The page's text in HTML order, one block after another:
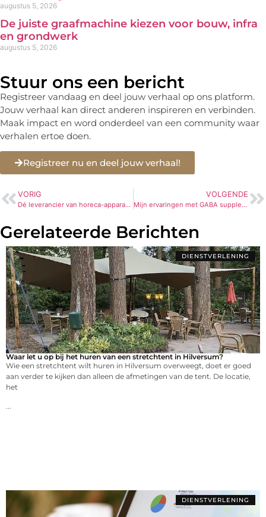
augustus 5, 2026
De juiste graafmachine kiezen voor bouw, infra
en grondwerk
augustus 5, 2026
Stuur ons een bericht
Registreer vandaag en deel jouw verhaal op ons platform.
Jouw verhaal kan direct anderen inspireren en verbinden.
Maak impact en word onderdeel van een community waar
verhalen ertoe doen.
Registreer nu en deel jouw verhaal!
VORIG
Dé leverancier van horeca-apparatuur die graag een stap ex tra zet voor zijn klanten
VOLGENDE
Mijn ervaringen met GABA supplementen
Gerelateerde Berichten
DIENSTVERLENING
Waar let u op bij het huren van een stretchtent in Hilversum?
Wie een stretchtent wilt huren in Hilversum overweegt, doet er goed
aan verder te kijken dan alleen de afmetingen van de tent. De locatie,
het
...
DIENSTVERLENING